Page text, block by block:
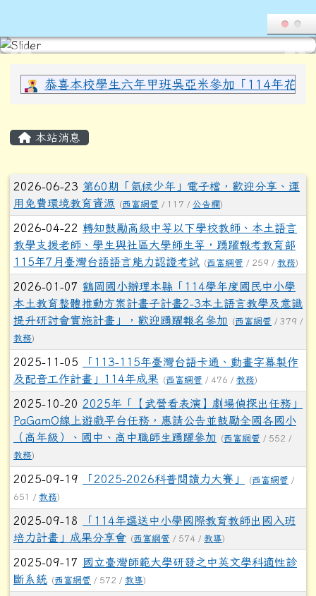
花蓮縣光復鄉西富國民小學全球資
上中區域內容
恭喜本校學生六年甲班吳亞米參加「114年花
本站消息
文章列表
2026-06-23 第60期「氣候少年」電子檔，歡迎分享、運
用免費環境教育資源
(西富網管 / 117 / 公告欄)
2026-04-22 轉知鼓勵高級中等以下學校教師、本土語言
教學支援老師、學生與社區大學師生等，踴躍報考教育部
115年7月臺灣台語語言能力認證考試 (西富網管 / 259 / 教務)
2026-01-07 鶴岡國小辦理本縣「114學年度國民中小學
本土教育整體推動方案計畫子計畫2-3本土語言教學及意識
提升研討會實施計畫」，歡迎踴躍報名參加
(西富網管 / 379 /
教務)
2025-11-05
「113-115年臺灣台語卡通、動畫字幕製作
及配音工作計畫」114年成果
(西富網管 / 476 / 教務)
2025-10-20 2025年「【武營看表演】劇場偵探出任務」
PaGamO線上遊戲平台任務，惠請公告並鼓勵全國各國小
（高年級）、國中、高中職師生踴躍參加
(西富網管 / 552 /
教務)
2025-09-19 「2025-2026科普閱讀力大賽」 (西富網管 /
651 / 教務)
2025-09-18
「114年選送中小學國際教育教師出國入班
培力計畫」成果分享會 (西富網管 / 574 / 教導)
2025-09-17 國立臺灣師範大學研發之中英文學科適性診
斷系統 (西富網管 / 572 / 教導)
頁尾區域